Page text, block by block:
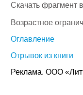
Скачать фрагмент
Возрастное
Оглавление
Отрывок из книги
Реклама. ООО